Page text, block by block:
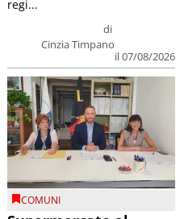
di
Cinzia Timpano
il 07/08/2026
regi...
COMUNI